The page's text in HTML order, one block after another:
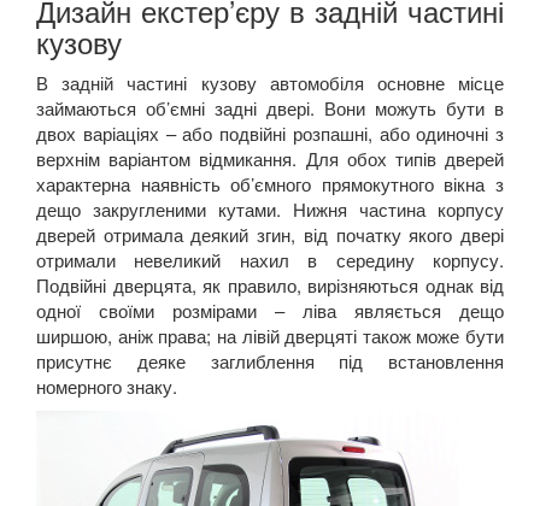
Дизайн екстер’єру в задній частині
кузову
В задній частині кузову автомобіля основне місце
займаються об’ємні задні двері. Вони можуть бути в
двох варіаціях – або подвійні розпашні, або одиночні з
верхнім варіантом відмикання. Для обох типів дверей
характерна наявність об’ємного прямокутного вікна з
дещо закругленими кутами. Нижня частина корпусу
дверей отримала деякий згин, від початку якого двері
отримали невеликий нахил в середину корпусу.
Подвійні дверцята, як правило, вирізняються однак від
одної своїми розмірами – ліва являється дещо
ширшою, аніж права; на лівій дверцяті також може бути
присутнє деяке заглиблення під встановлення
номерного знаку.